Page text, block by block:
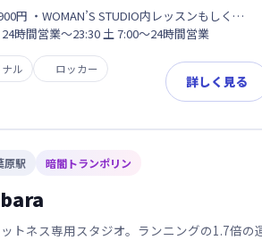
円 ・WOMAN’S STUDIO内レッスンもしく…
時間営業～23:30 土 7:00～24時間営業
ル
ロッカー
詳しく見る
原駅 暗闇トランポリン
トネス専用スタジオ。ランニングの1.7倍の